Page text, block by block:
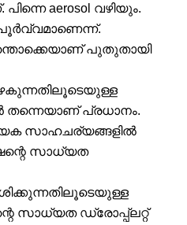
aerosol വഴിയും.
പുതുതായി
തന്നെയാണ് പ്രധാനം.
സാഹചര്യങ്ങളിൽ
സാധ്യത
സാധ്യത ഡ്രോപ്പ്ലറ്റ്